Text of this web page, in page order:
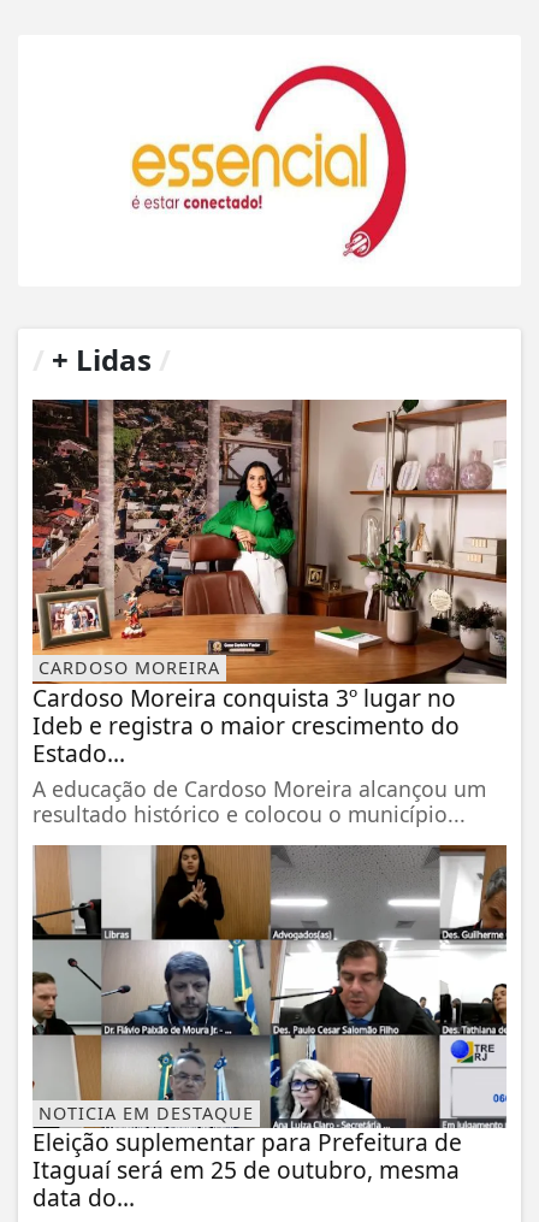
+ Lidas
CARDOSO MOREIRA
Cardoso Moreira conquista 3º lugar no
Ideb e registra o maior crescimento do
Estado...
A educação de Cardoso Moreira alcançou um
resultado histórico e colocou o município...
NOTICIA EM DESTAQUE
Eleição suplementar para Prefeitura de
Itaguaí será em 25 de outubro, mesma
data do...